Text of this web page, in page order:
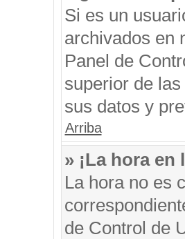
Si es un
archivados en
Panel de
superior de
sus datos y
Arriba
» ¡La hora
La hora no es
de Control de